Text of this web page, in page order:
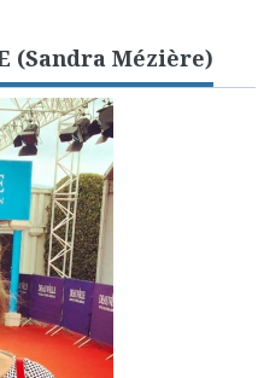
(Sandra Mézière)